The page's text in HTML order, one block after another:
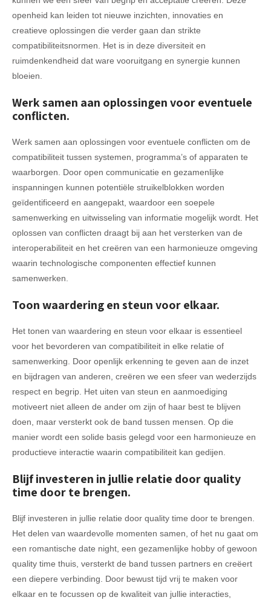
openheid kan leiden tot nieuwe inzichten, innovaties en
creatieve oplossingen die verder gaan dan strikte
compatibiliteitsnormen. Het is in deze diversiteit en
ruimdenkendheid dat ware vooruitgang en synergie kunnen
bloeien.
Werk samen aan oplossingen voor eventuele
conflicten.
Werk samen aan oplossingen voor eventuele conflicten om de
compatibiliteit tussen systemen, programma’s of apparaten te
waarborgen. Door open communicatie en gezamenlijke
inspanningen kunnen potentiële struikelblokken worden
geïdentificeerd en aangepakt, waardoor een soepele
samenwerking en uitwisseling van informatie mogelijk wordt. Het
oplossen van conflicten draagt bij aan het versterken van de
interoperabiliteit en het creëren van een harmonieuze omgeving
waarin technologische componenten effectief kunnen
samenwerken.
Toon waardering en steun voor elkaar.
Het tonen van waardering en steun voor elkaar is essentieel
voor het bevorderen van compatibiliteit in elke relatie of
samenwerking. Door openlijk erkenning te geven aan de inzet
en bijdragen van anderen, creëren we een sfeer van wederzijds
respect en begrip. Het uiten van steun en aanmoediging
motiveert niet alleen de ander om zijn of haar best te blijven
doen, maar versterkt ook de band tussen mensen. Op die
manier wordt een solide basis gelegd voor een harmonieuze en
productieve interactie waarin compatibiliteit kan gedijen.
Blijf investeren in jullie relatie door quality
time door te brengen.
Blijf investeren in jullie relatie door quality time door te brengen.
Het delen van waardevolle momenten samen, of het nu gaat om
een romantische date night, een gezamenlijke hobby of gewoon
quality time thuis, versterkt de band tussen partners en creëert
een diepere verbinding. Door bewust tijd vrij te maken voor
elkaar en te focussen op de kwaliteit van jullie interacties,